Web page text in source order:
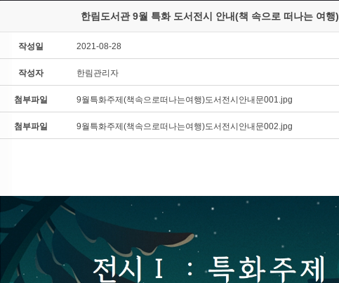
한림도서관 9월 특화 도서전시 안내(책 속으로 떠나는 여행)
작성일 2021-08-28
작성자 한림관리자
첨부파일 9월특화주제(책속으로떠나는여행)도서전시안내문001.jpg
첨부파일 9월특화주제(책속으로떠나는여행)도서전시안내문002.jpg